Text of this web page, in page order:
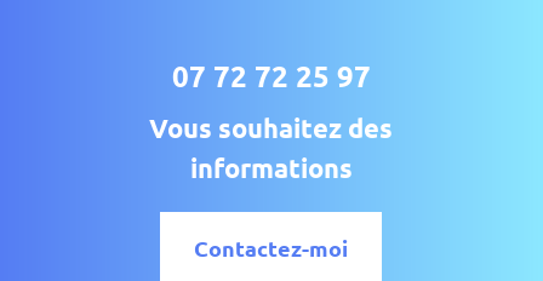
07 72 72 25 97
Vous souhaitez des
informations
Contactez-moi